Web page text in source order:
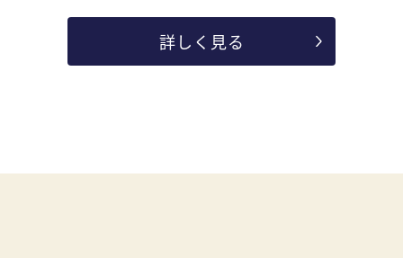
詳しく見る